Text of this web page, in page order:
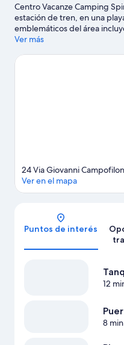
Centro Vacanze Camping
estación de tren, en una
emblemáticos del área
Fermo, y los turistas que
vuelta por Centro de
Ver más
24 Via Giovanni
Ver en el mapa
Puntos de interés
12
8